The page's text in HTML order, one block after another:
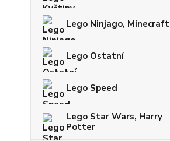
Lego Ninjago, Minecraft
Lego Ostatní
Lego Speed
Lego Star Wars, Harry
Potter